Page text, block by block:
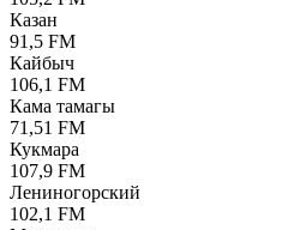
Казан
91,5 FM
Кайбыч
106,1 FM
Кама тамагы
71,51 FM
Кукмара
107,9 FM
Лениногорский
102,1 FM